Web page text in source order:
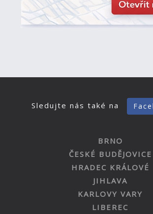
Sledujte nás také na
BRNO
ČESKÉ BUDĚJOVICE
HRADEC KRÁLOVÉ
JIHLAVA
KARLOVY VARY
LIBEREC